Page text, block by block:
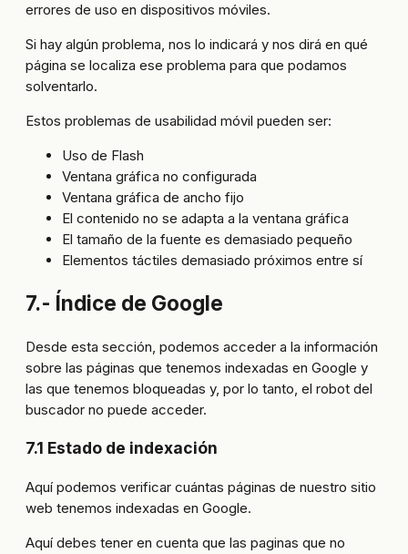
errores de uso en dispositivos móviles.
Si hay algún problema, nos lo indicará y nos dirá en qué
página se localiza ese problema para que podamos
solventarlo.
Estos problemas de usabilidad móvil pueden ser:
Uso de Flash
Ventana gráfica no configurada
Ventana gráfica de ancho fijo
El contenido no se adapta a la ventana gráfica
El tamaño de la fuente es demasiado pequeño
Elementos táctiles demasiado próximos entre sí
7.- Índice de Google
Desde esta sección, podemos acceder a la información
sobre las páginas que tenemos indexadas en Google y
las que tenemos bloqueadas y, por lo tanto, el robot del
buscador no puede acceder.
7.1 Estado de indexación
Aquí podemos verificar cuántas páginas de nuestro sitio
web tenemos indexadas en Google.
Aquí debes tener en cuenta que las paginas que no